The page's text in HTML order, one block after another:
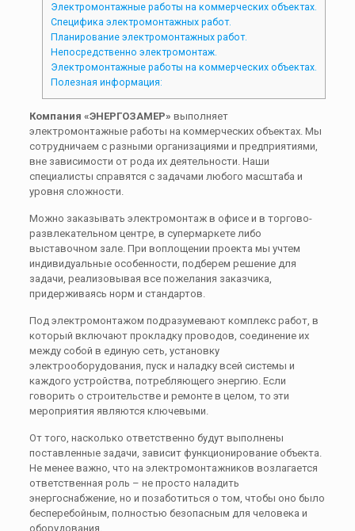
Электромонтажные работы на коммерческих объектах.
Специфика электромонтажных работ.
Планирование электромонтажных работ.
Непосредственно электромонтаж.
Электромонтажные работы на коммерческих объектах.
Полезная информация:
Компания «ЭНЕРГОЗАМЕР» выполняет
электромонтажные работы на коммерческих объектах. Мы
сотрудничаем с разными организациями и предприятиями,
вне зависимости от рода их деятельности. Наши
специалисты справятся с задачами любого масштаба и
уровня сложности.
Можно заказывать электромонтаж в офисе и в торгово-
развлекательном центре, в супермаркете либо
выставочном зале. При воплощении проекта мы учтем
индивидуальные особенности, подберем решение для
задачи, реализовывая все пожелания заказчика,
придерживаясь норм и стандартов.
Под электромонтажом подразумевают комплекс работ, в
который включают прокладку проводов, соединение их
между собой в единую сеть, установку
электрооборудования, пуск и наладку всей системы и
каждого устройства, потребляющего энергию. Если
говорить о строительстве и ремонте в целом, то эти
мероприятия являются ключевыми.
От того, насколько ответственно будут выполнены
поставленные задачи, зависит функционирование объекта.
Не менее важно, что на электромонтажников возлагается
ответственная роль – не просто наладить
энергоснабжение, но и позаботиться о том, чтобы оно было
бесперебойным, полностью безопасным для человека и
оборудования.